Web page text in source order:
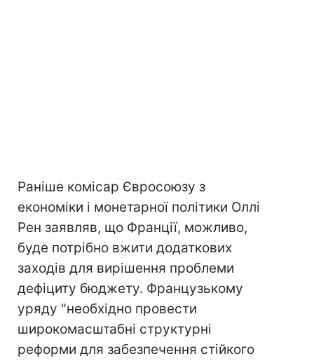
Раніше комісар Євросоюзу з
економіки і монетарної політики Оллі
Рен заявляв, що Франції, можливо,
буде потрібно вжити додаткових
заходів для вирішення проблеми
дефіциту бюджету. Французькому
уряду "необхідно провести
широкомасштабні структурні
реформи для забезпечення стійкого